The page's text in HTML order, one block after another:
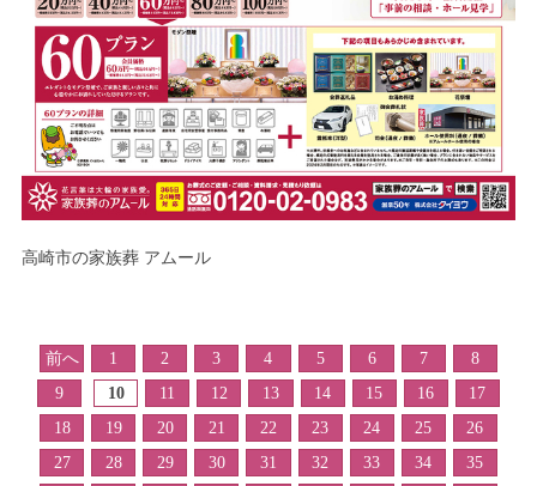
高崎市の家族葬 アムール
前へ 1 2 3 4 5 6 7
8
9
10 11 12 13 14 15 16
17
18
19 20 21 22 23 24 25
26
27
28 29 30 31 32 33 34
35